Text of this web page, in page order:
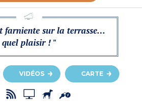
farniente sur la terrasse…
quel plaisir ! "
VIDÉOS CARTE